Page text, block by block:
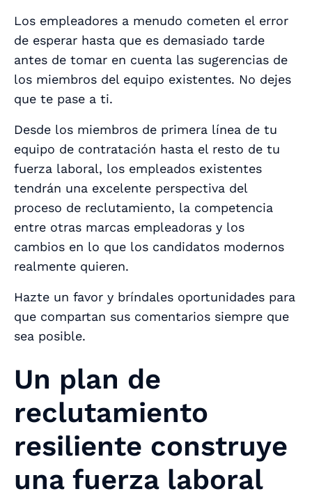
Los empleadores a menudo cometen el error
de esperar hasta que es demasiado tarde
antes de tomar en cuenta las sugerencias de
los miembros del equipo existentes. No dejes
que te pase a ti.
Desde los miembros de primera línea de tu
equipo de contratación hasta el resto de tu
fuerza laboral, los empleados existentes
tendrán una excelente perspectiva del
proceso de reclutamiento, la competencia
entre otras marcas empleadoras y los
cambios en lo que los candidatos modernos
realmente quieren.
Hazte un favor y bríndales oportunidades para
que compartan sus comentarios siempre que
sea posible.
Un plan de
reclutamiento
resiliente construye
una fuerza laboral